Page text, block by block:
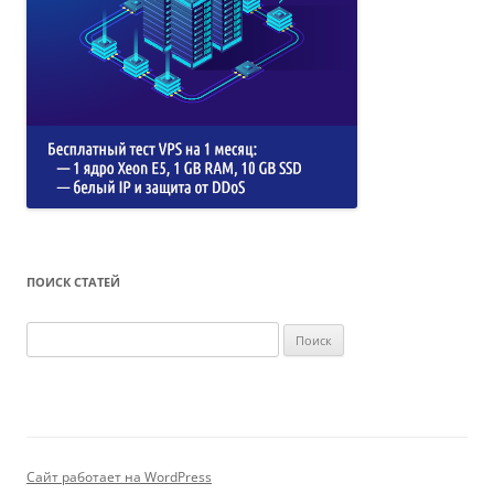
ПОИСК СТАТЕЙ
Сайт работает на WordPress